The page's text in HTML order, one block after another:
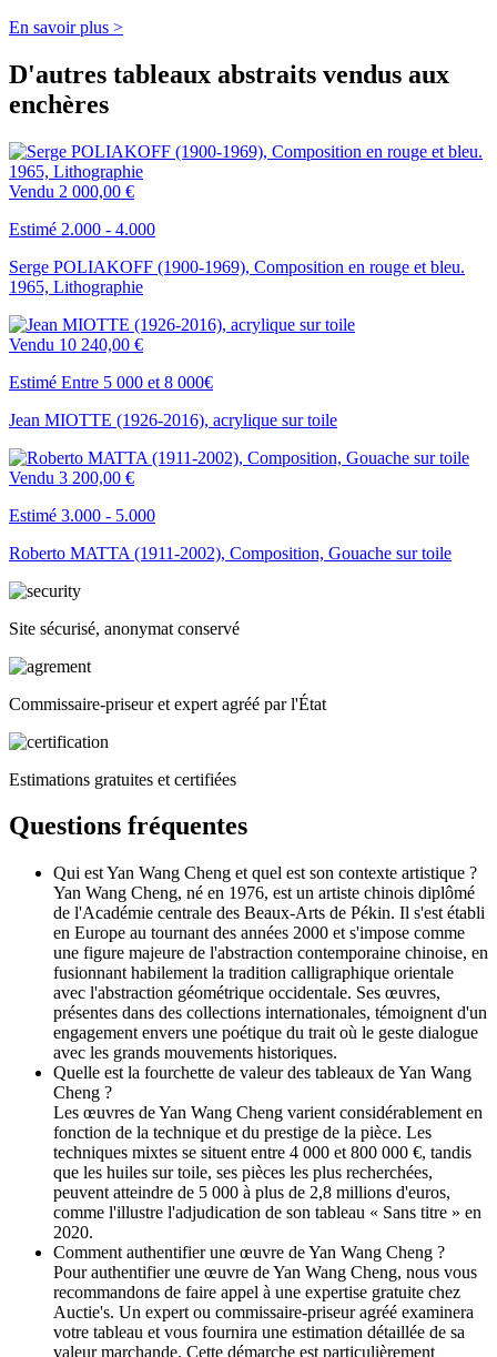
En savoir plus >
D'autres tableaux abstraits vendus aux
enchères
Vendu 2 000,00 €
Estimé 2.000 - 4.000
Serge POLIAKOFF (1900-1969), Composition en rouge et bleu.
1965, Lithographie
Vendu 10 240,00 €
Estimé Entre 5 000 et 8 000€
Jean MIOTTE (1926-2016), acrylique sur toile
Vendu 3 200,00 €
Estimé 3.000 - 5.000
Roberto MATTA (1911-2002), Composition, Gouache sur toile
Site sécurisé, anonymat conservé
Commissaire-priseur et expert agréé par l'État
Estimations gratuites et certifiées
Questions fréquentes
Qui est Yan Wang Cheng et quel est son contexte artistique ?
Yan Wang Cheng, né en 1976, est un artiste chinois diplômé
de l'Académie centrale des Beaux-Arts de Pékin. Il s'est établi
en Europe au tournant des années 2000 et s'impose comme
une figure majeure de l'abstraction contemporaine chinoise, en
fusionnant habilement la tradition calligraphique orientale
avec l'abstraction géométrique occidentale. Ses œuvres,
présentes dans des collections internationales, témoignent d'un
engagement envers une poétique du trait où le geste dialogue
avec les grands mouvements historiques.
Quelle est la fourchette de valeur des tableaux de Yan Wang
Cheng ?
Les œuvres de Yan Wang Cheng varient considérablement en
fonction de la technique et du prestige de la pièce. Les
techniques mixtes se situent entre 4 000 et 800 000 €, tandis
que les huiles sur toile, ses pièces les plus recherchées,
peuvent atteindre de 5 000 à plus de 2,8 millions d'euros,
comme l'illustre l'adjudication de son tableau « Sans titre » en
2020.
Comment authentifier une œuvre de Yan Wang Cheng ?
Pour authentifier une œuvre de Yan Wang Cheng, nous vous
recommandons de faire appel à une expertise gratuite chez
Auctie's. Un expert ou commissaire-priseur agréé examinera
votre tableau et vous fournira une estimation détaillée de sa
valeur marchande. Cette démarche est particulièrement